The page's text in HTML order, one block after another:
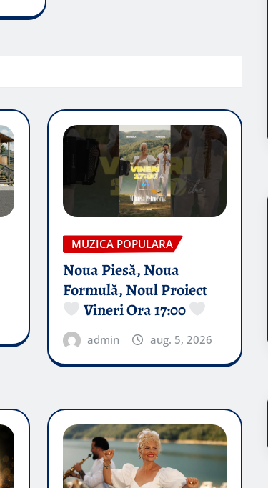
MUZICA POPULARA
Noua Piesă, Noua
Formulă, Noul Proiect
Vineri Ora 17:00
admin aug. 5, 2026